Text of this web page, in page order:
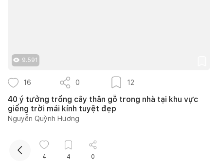
9.591
16 0 12
40 ý tưởng trồng cây thân gỗ trong nhà tại khu vực
giếng trời mái kính tuyệt đẹp
Nguyễn Quỳnh Hương
4 4 0
Mua sắm hoàn thiện nhà